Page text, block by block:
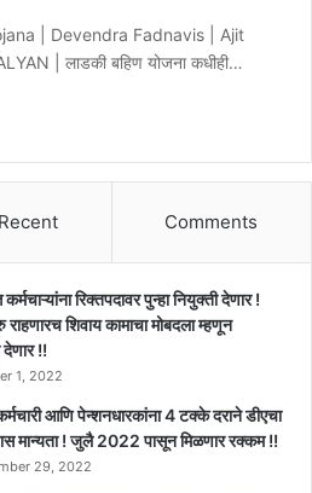
| Devendra Fadnavis | Ajit
| लाडकी बहिण योजना कधीही…
Recent Comments
कर्मचाऱ्यांना रिक्तपदावर पुन्हा नियुक्ती देणार !
शिवाय कामाचा मोबदला म्हणून
देणार !!
1, 2022
आणि पेन्शनधारकांना 4 टक्के दराने डीएचा
मान्यता ! जुलै 2022 पासून मिळणार रक्कम !!
29, 2022